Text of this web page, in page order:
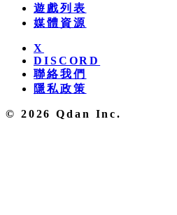
遊戲列表
媒體資源
X
DISCORD
聯絡我們
隱私政策
© 2026 Qdan Inc.